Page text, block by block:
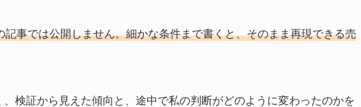
事では公開しません。細かな条件まで書くと、そのまま再現できる売
検証から見えた傾向と、途中で私の判断がどのように変わったのかを